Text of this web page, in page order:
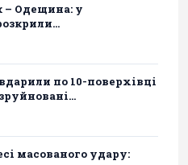
– Одещина: у
по 10-поверхівці
масованого удару: